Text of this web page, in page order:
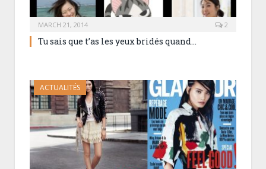
MARCH 21, 2014 2
Tu sais que t’as les yeux bridés quand…
ACTUALITÉS